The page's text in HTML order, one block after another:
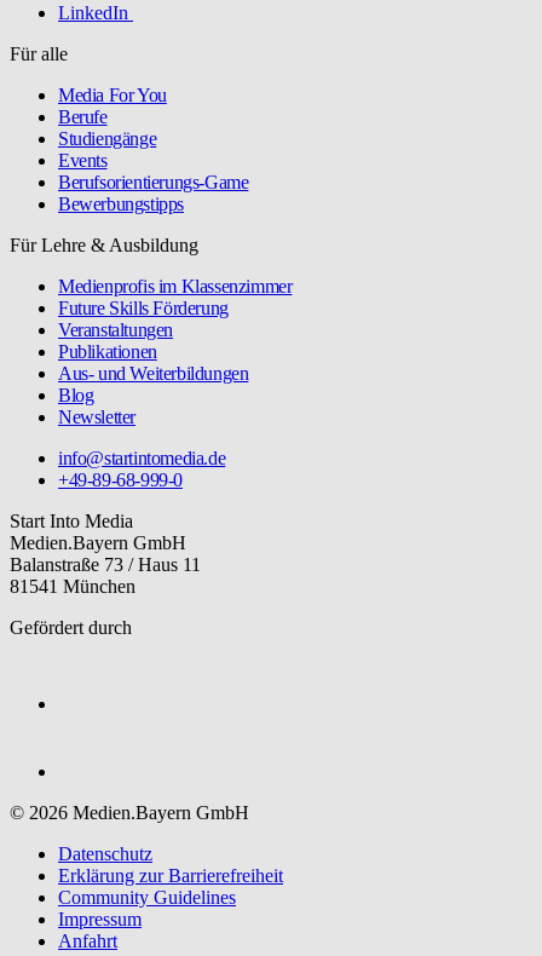
LinkedIn
Für alle
Media For You
Berufe
Studiengänge
Events
Berufsorientierungs-Game
Bewerbungstipps
Für Lehre & Ausbildung
Medienprofis im Klassenzimmer
Future Skills Förderung
Veranstaltungen
Publikationen
Aus- und Weiterbildungen
Blog
Newsletter
info@startintomedia.de
+49-89-68-999-0
Start Into Media
Medien.Bayern GmbH
Balanstraße 73 / Haus 11
81541 München
Gefördert durch
© 2026 Medien.Bayern GmbH
Datenschutz
Erklärung zur Barriere­freiheit
Community Guidelines
Impressum
Anfahrt